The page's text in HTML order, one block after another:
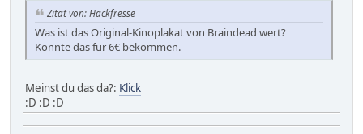
Zitat von: Hackfresse
Was ist das Original-Kinoplakat von Braindead wert?
Könnte das für 6€ bekommen.
Meinst du das da?: Klick
:D :D :D